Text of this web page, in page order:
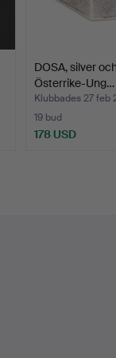
DOSA, silver
Österrike-Ung…
Klubbades 27 feb
19 bud
178 USD